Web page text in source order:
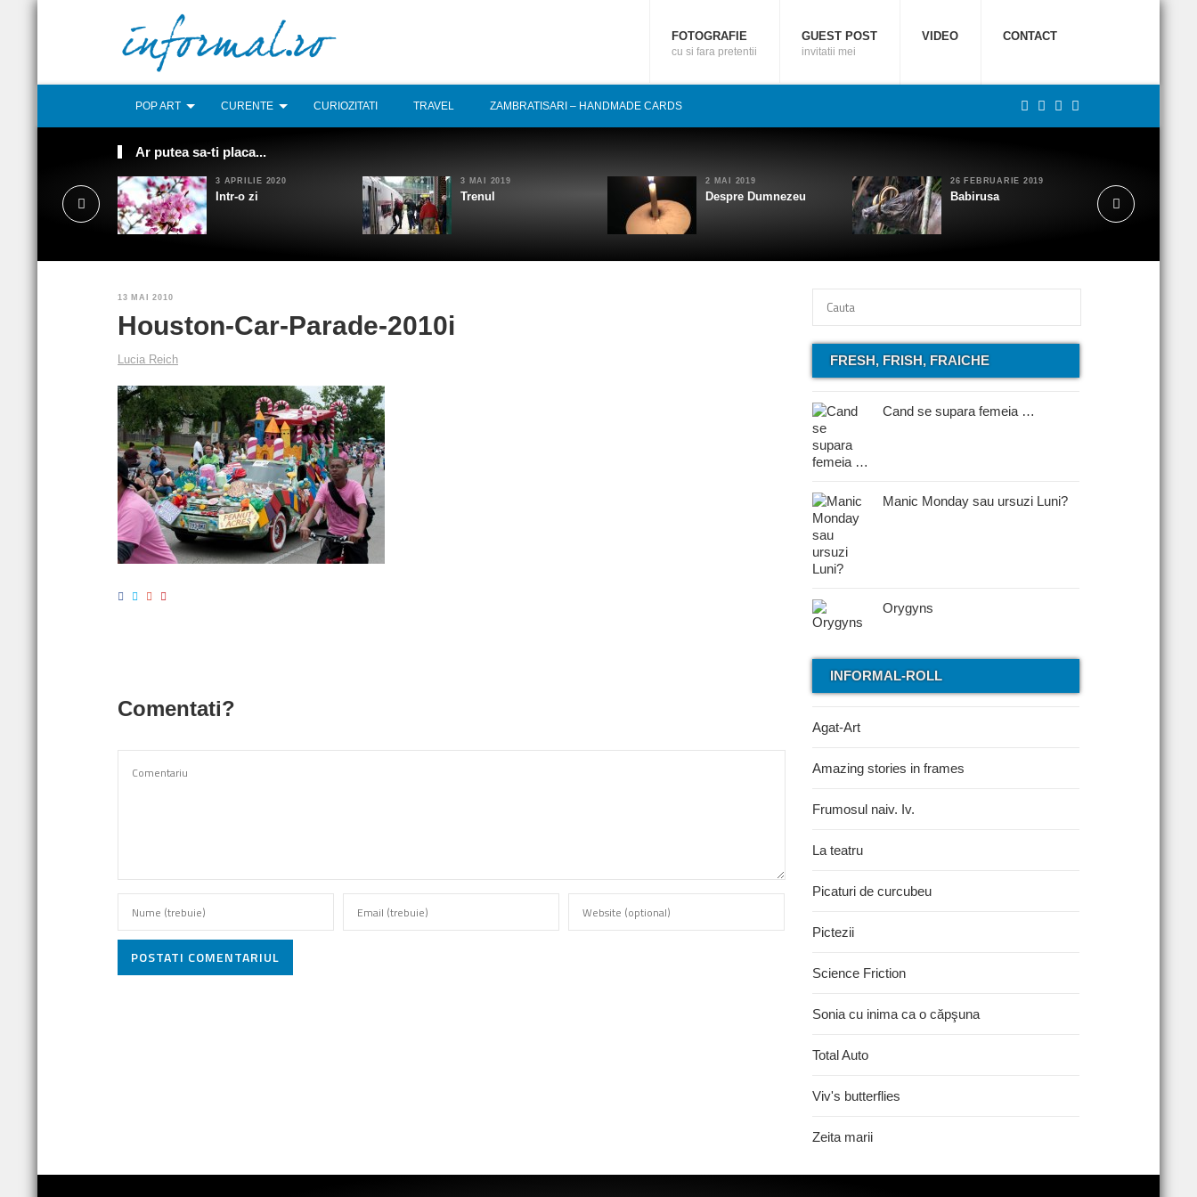
FOTOGRAFIE
cu si fara pretentii
GUEST POST
invitatii mei
VIDEO CONTACT
POP ART CURENTE CURIOZITATI TRAVEL ZAMBRATISARI – HANDMADE CARDS
Ar putea sa-ti placa...
3 APRILIE 2020
Intr-o zi
3 MAI 2019
Trenul
2 MAI 2019
Despre Dumnezeu
26 FEBRUARIE 2019
Babirusa
13 MAI 2010
Houston-Car-Parade-2010i
Lucia Reich
Comentati?
POSTATI COMENTARIUL
FRESH, FRISH, FRAICHE
Cand se supara femeia …
Manic Monday sau ursuzi Luni?
Orygyns
INFORMAL-ROLL
Agat-Art
Amazing stories in frames
Frumosul naiv. Iv.
La teatru
Picaturi de curcubeu
Pictezii
Science Friction
Sonia cu inima ca o căpşuna
Total Auto
Viv's butterflies
Zeita marii